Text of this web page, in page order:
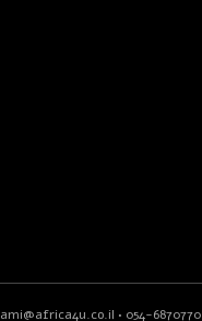
054-6870770
•
ami@africa4u.co.il